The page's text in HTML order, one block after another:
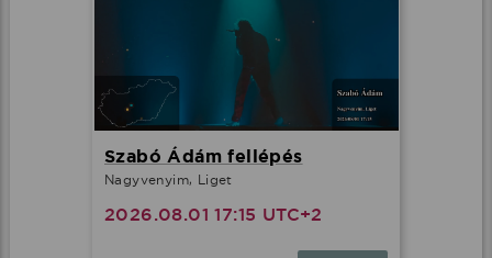
Szabó Ádám fellépés
Nagyvenyim, Liget
2026.08.01 17:15 UTC+2